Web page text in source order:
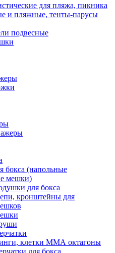
для пляжа, пикника
и пляжные, тенты-парусы
подвесные
бокса (напольные
мешки)
для бокса
кронштейны для
клетки ММА октагоны
для бокса